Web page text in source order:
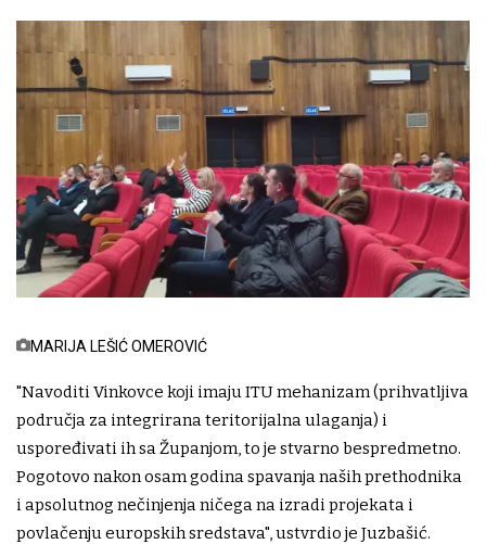
MARIJA LEŠIĆ OMEROVIĆ
"Navoditi Vinkovce koji imaju ITU mehanizam (prihvatljiva
područja za integrirana teritorijalna ulaganja) i
uspoređivati ih sa Županjom, to je stvarno bespredmetno.
Pogotovo nakon osam godina spavanja naših prethodnika
i apsolutnog nečinjenja ničega na izradi projekata i
povlačenju europskih sredstava", ustvrdio je Juzbašić.